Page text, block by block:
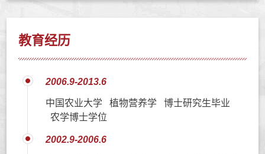
教育经历
2006.9-2013.6
中国农业大学 植物营养学 博士研究生毕业
农学博士学位
2002.9-2006.6